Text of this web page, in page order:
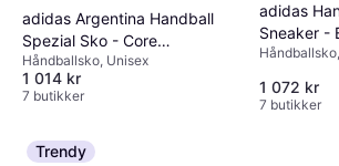
adidas Argentina Handball
Spezial Sko - Core
Black/Cloud White
Håndballsko, Unisex
1 014 kr
7 butikker
adidas
Sneaker -
Strata
1 072 kr
7 butikker
Trendy